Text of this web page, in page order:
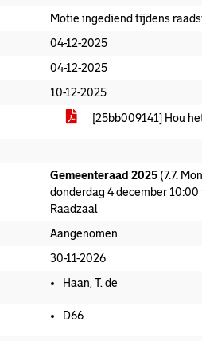
Motie ingediend tijdens
04-12-2025
04-12-2025
10-12-2025
[25bb009141] Hou
Gemeenteraad 2025 (7.7.
donderdag 4 december
Raadzaal
Aangenomen
30-11-2026
Haan, T. de
D66